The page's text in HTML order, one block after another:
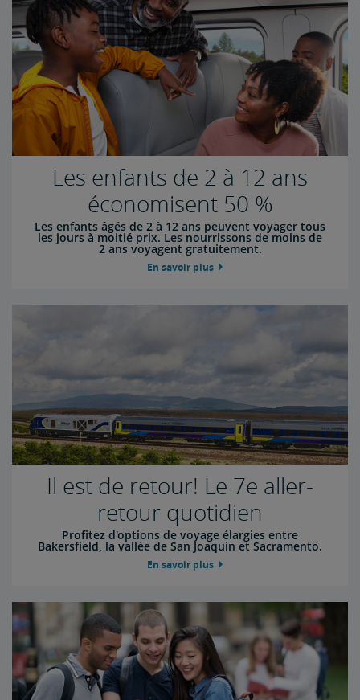
Les enfants de 2 à 12 ans
économisent 50 %
Les enfants âgés de 2 à 12 ans peuvent voyager tous
les jours à moitié prix. Les nourrissons de moins de
2 ans voyagent gratuitement.
En savoir plus
Il est de retour! Le 7e aller-
retour quotidien
Profitez d'options de voyage élargies entre
Bakersfield, la vallée de San Joaquin et Sacramento.
En savoir plus